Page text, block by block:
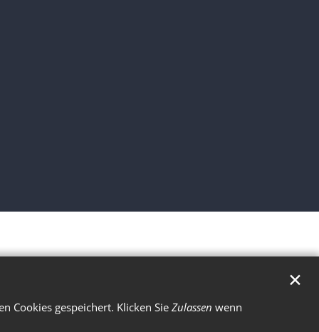
Cookies gespeichert. Klicken Sie Zulassen wenn
✕